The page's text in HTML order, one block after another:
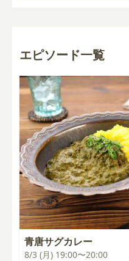
エピソード一覧
青唐サグカレー
8/3 (月) 19:00〜20:00